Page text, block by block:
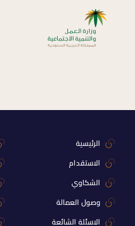
الرئيسية
الاستقدام
الشكاوي
وصول العمالة
الاسئلة الشائعة